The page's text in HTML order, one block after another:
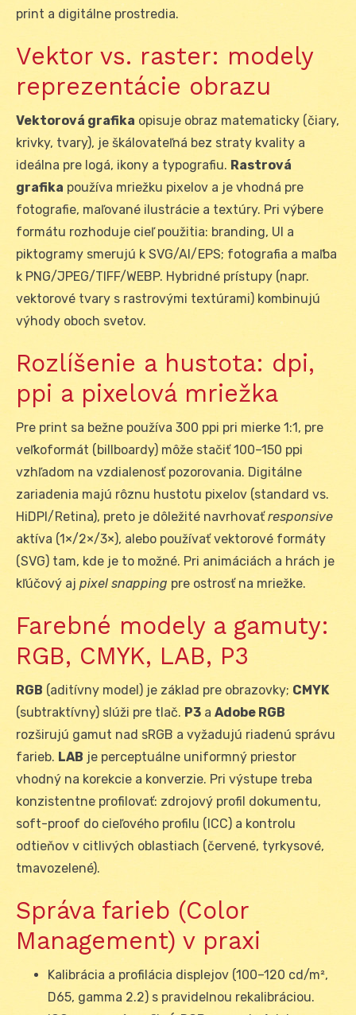
print a digitálne prostredia.
Vektor vs. raster: modely
reprezentácie obrazu
Vektorová grafika opisuje obraz matematicky (čiary,
krivky, tvary), je škálovateľná bez straty kvality a
ideálna pre logá, ikony a typografiu. Rastrová
grafika používa mriežku pixelov a je vhodná pre
fotografie, maľované ilustrácie a textúry. Pri výbere
formátu rozhoduje cieľ použitia: branding, UI a
piktogramy smerujú k SVG/AI/EPS; fotografia a maľba
k PNG/JPEG/TIFF/WEBP. Hybridné prístupy (napr.
vektorové tvary s rastrovými textúrami) kombinujú
výhody oboch svetov.
Rozlíšenie a hustota: dpi,
ppi a pixelová mriežka
Pre print sa bežne používa 300 ppi pri mierke 1:1, pre
veľkoformát (billboardy) môže stačiť 100–150 ppi
vzhľadom na vzdialenosť pozorovania. Digitálne
zariadenia majú rôznu hustotu pixelov (standard vs.
HiDPI/Retina), preto je dôležité navrhovaťresponsive
aktíva (1×/2×/3×), alebo používať vektorové formáty
(SVG) tam, kde je to možné. Pri animáciách a hrách je
kľúčový aj pixel snapping pre ostrosť na mriežke.
Farebné modely a gamuty:
RGB, CMYK, LAB, P3
RGB (aditívny model) je základ pre obrazovky; CMYK
(subtraktívny) slúži pre tlač. P3 a Adobe RGB
rozširujú gamut nad sRGB a vyžadujú riadenú správu
farieb. LAB je perceptuálne uniformný priestor
vhodný na korekcie a konverzie. Pri výstupe treba
konzistentne profilovať: zdrojový profil dokumentu,
soft-proof do cieľového profilu (ICC) a kontrolu
odtieňov v citlivých oblastiach (červené, tyrkysové,
tmavozelené).
Správa farieb (Color
Management) v praxi
Kalibrácia a profilácia displejov (100–120 cd/m²,
D65, gamma 2.2) s pravidelnou rekalibráciou.